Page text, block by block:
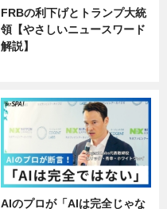
FRBの利下げとトランプ大統
領【やさしいニュースワード
解説】
AIのプロが「AIは完全じゃな